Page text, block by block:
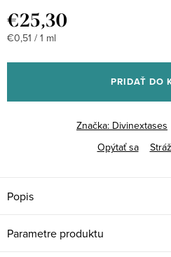
€25,30
Jednotková
€0,51 / 1 ml
PRIDAŤ DO
Značka: Divinextases
Opýtať sa
Popis
Parametre produktu